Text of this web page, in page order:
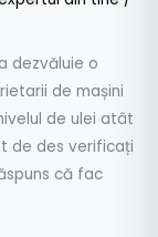
dezvăluie o
de mașini
de ulei atât
de des verificați
că fac